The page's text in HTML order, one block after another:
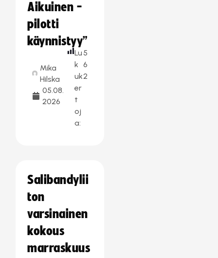
Aikuinen -
pilotti
käynnistyy”
Mika
Hilska
05.08.
2026
Lu
k
uk
er
t
oj
a:
5
6
2
Salibandylii
ton
varsinainen
kokous
marraskuus